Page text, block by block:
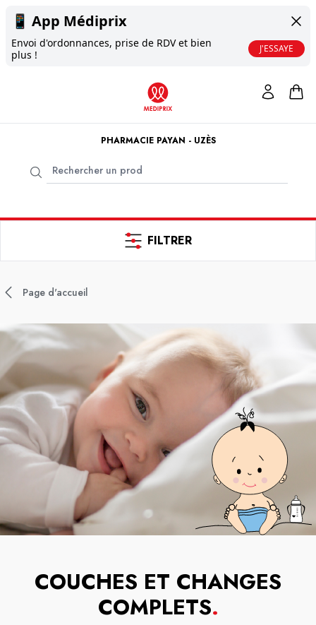
📱 App Médiprix
Envoi d'ordonnances, prise de RDV et bien
plus !
J'ESSAYE
PHARMACIE PAYAN - UZÈS
FILTRER
Page d'accueil
COUCHES ET CHANGES
COMPLETS.